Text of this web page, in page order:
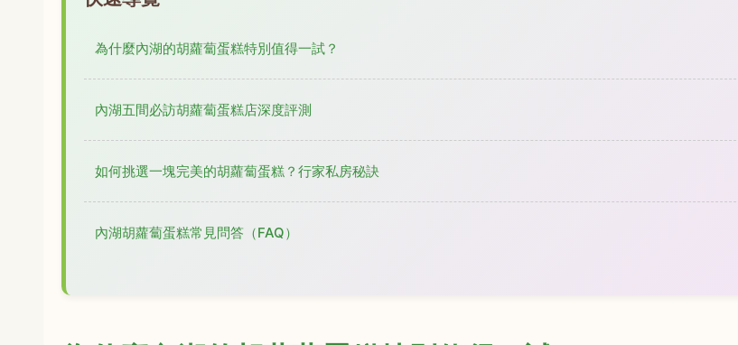
為什麼內湖的胡蘿蔔蛋糕特別值得一試？
內湖五間必訪胡蘿蔔蛋糕店深度評測
如何挑選一塊完美的胡蘿蔔蛋糕？行家私房秘訣
內湖胡蘿蔔蛋糕常見問答（FAQ）